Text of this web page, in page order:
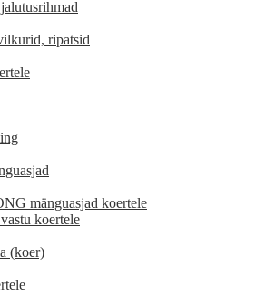
ripatsid
mänguasjad koertele
koertele
(koer)